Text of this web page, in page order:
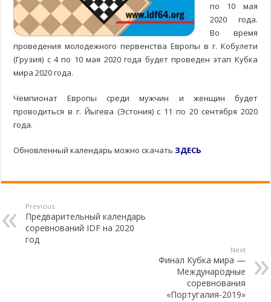
по 10 мая
2020 года.
Во время
проведения молодежного первенства Европы в г. Кобулети
(Грузия) с 4 по 10 мая 2020 года будет проведен этап Кубка
мира 2020 года.
Чемпионат Европы среди мужчин и женщин будет
проводиться в г. Йыгева (Эстония) с 11 по 20 сентября 2020
года.
Обновленный календарь можно скачать ЗДЕСЬ
Previous
Предварительный календарь
соревнований IDF на 2020
год
Next
Финал Кубка мира —
Международные
соревнования
«Португалия-2019»